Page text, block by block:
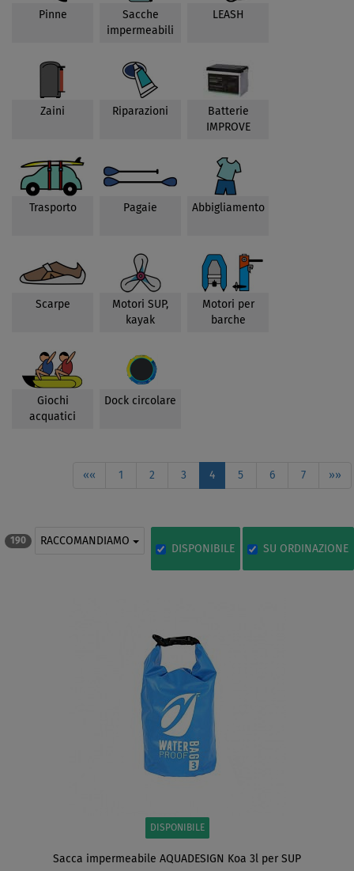
Pinne
Sacche
impermeabili
LEASH
Zaini Riparazioni
Batterie
IMPROVE
Trasporto Pagaie Abbigliamento
Scarpe
Motori SUP,
kayak
Motori per
barche
Giochi
acquatici
Dock circolare
«« 1 2 3 4 5 6 7 »»
190 RACCOMANDIAMO
DISPONIBILE SU ORDINAZIONE
DISPONIBILE
Sacca impermeabile AQUADESIGN Koa 3l per SUP